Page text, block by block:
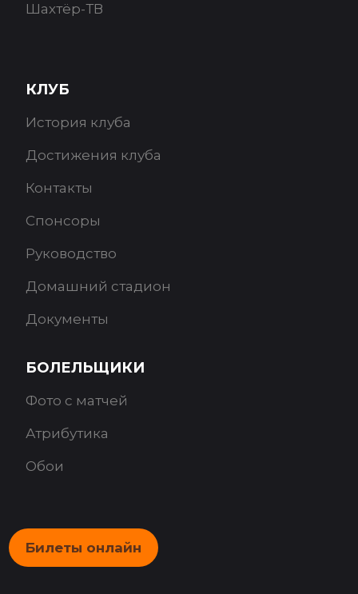
Шахтёр-ТВ
КЛУБ
История клуба
Достижения клуба
Контакты
Спонсоры
Руководство
Домашний стадион
Документы
БОЛЕЛЬЩИКИ
Фото с матчей
Атрибутика
Обои
Билеты онлайн